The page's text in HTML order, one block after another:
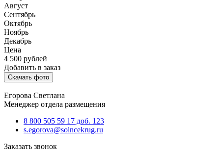
Август
Сентябрь
Октябрь
Ноябрь
Декабрь
Цена
4 500 рублей
Добавить в заказ
Скачать фото
Егорова Светлана
Менеджер отдела размещения
8 800 505 59 17 доб. 123
s.egorova@solncekrug.ru
Заказать звонок